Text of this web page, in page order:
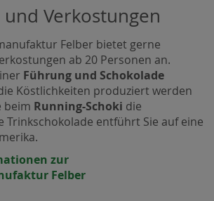
Verkostungen
Felber bietet gerne
ab 20 Personen an.
Führung und Schokolade
Köstlichkeiten produziert werden
beim Running-Schoki die
Trinkschokolade entführt Sie auf eine
zur
Felber